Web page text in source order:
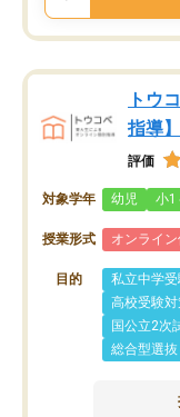
トウ
指導】
評価
対象学年 幼児 小1
授業形式 オンライ
目的 私立中学
高校受験
国公立2次
総合型選